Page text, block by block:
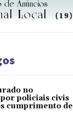
no
policiais civis
cumprimento de